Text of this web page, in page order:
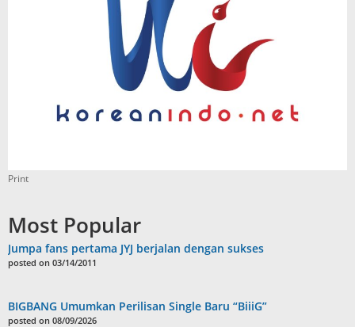
Print
Most Popular
Jumpa fans pertama JYJ berjalan dengan sukses
posted on 03/14/2011
BIGBANG Umumkan Perilisan Single Baru “BiiiG”
posted on 08/09/2026